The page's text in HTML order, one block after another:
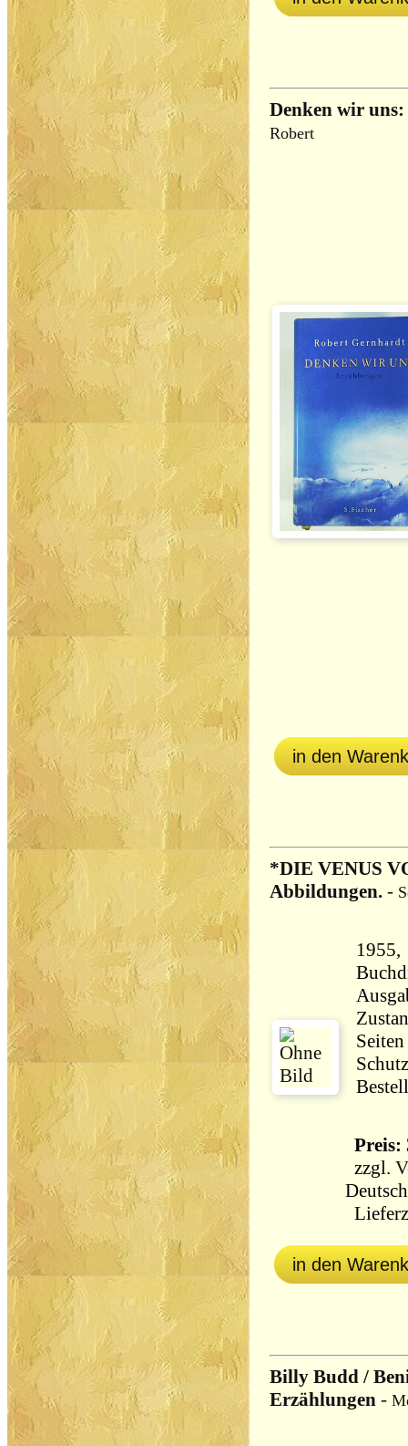
Denken wir
Robert
in den
*DIE VENUS
Abbildungen. -
1955,
Preis:
zzgl.
in den
Billy Budd /
Erzählungen -